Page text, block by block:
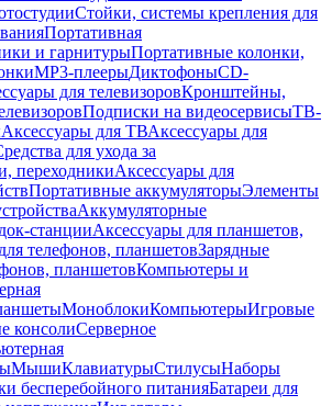
Стойки, системы крепления для
Портативная
и гарнитурыПортативные колонки,
MP3-плеерыДиктофоныCD-
для телевизоровКронштейны,
Подписки на видеосервисыТВ-
Аксессуары для ТВАксессуары для
для ухода за
переходникиАксессуары для
Портативные аккумуляторыЭлементы
Аккумуляторные
станцииАксессуары для планшетов,
телефонов, планшетовЗарядные
планшетовКомпьютеры и
МоноблокиКомпьютерыИгровые
консолиСерверное
МышиКлавиатурыСтилусыНаборы
бесперебойного питанияБатареи для